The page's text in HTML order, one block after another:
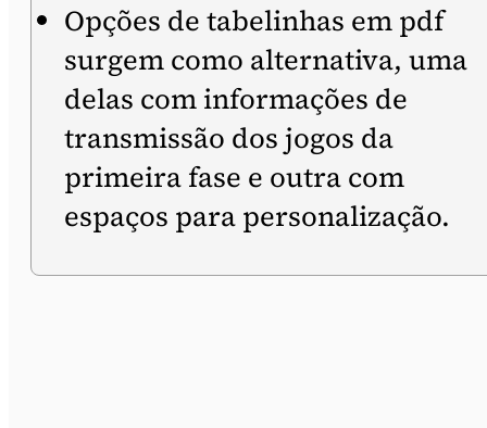
Opções de tabelinhas em pdf
surgem como alternativa, uma
delas com informações de
transmissão dos jogos da
primeira fase e outra com
espaços para personalização.